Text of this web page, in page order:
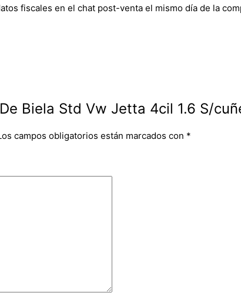
fiscales en el chat post-venta el mismo día de la
Biela Std Vw Jetta 4cil 1.6 S/
campos obligatorios están marcados con *